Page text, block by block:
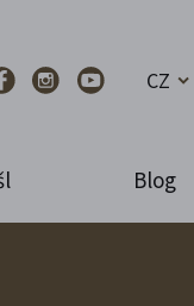
CZ
Blog